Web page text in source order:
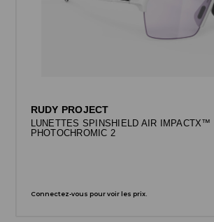
RUDY PROJECT
LUNETTES SPINSHIELD AIR IMPACTX™
PHOTOCHROMIC 2
Connectez-vous pour voir les prix.